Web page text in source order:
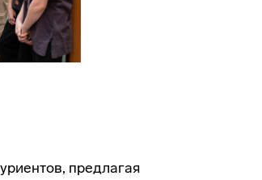
предлагая